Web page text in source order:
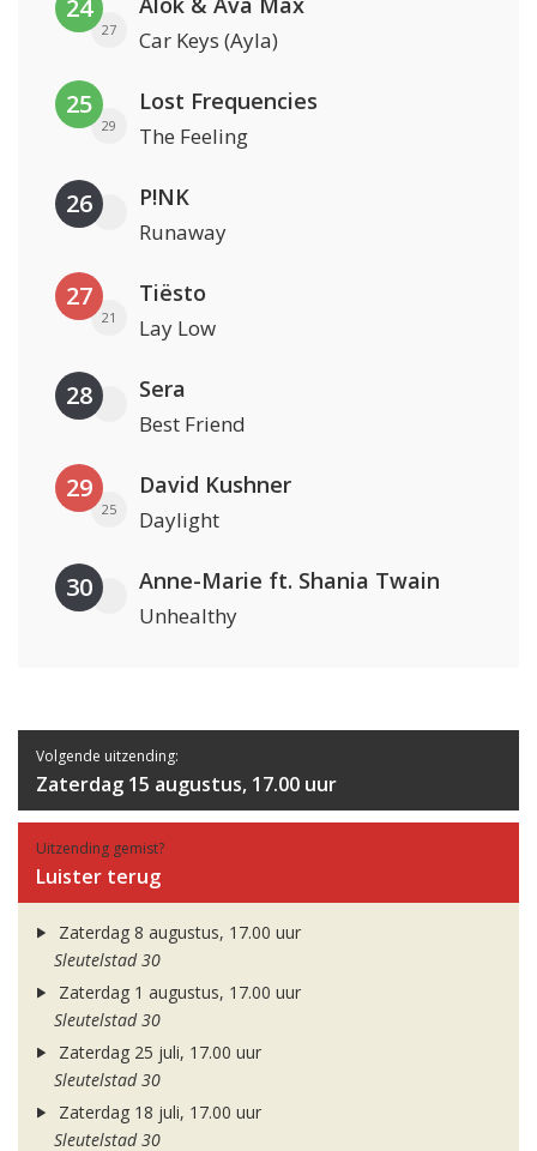
24
27 Car Keys (Ayla)
25
29
Lost Frequencies
The Feeling
26 P!NK
Runaway
27
21
Tiësto
Lay Low
28 Sera
Best Friend
29
25
David Kushner
Daylight
30 Anne-Marie ft. Shania Twain
Unhealthy
Volgende uitzending:
Zaterdag 15 augustus, 17.00 uur
Uitzending gemist?
Luister terug
Zaterdag 8 augustus, 17.00 uur
Sleutelstad 30
Zaterdag 1 augustus, 17.00 uur
Sleutelstad 30
Zaterdag 25 juli, 17.00 uur
Sleutelstad 30
Zaterdag 18 juli, 17.00 uur
Sleutelstad 30